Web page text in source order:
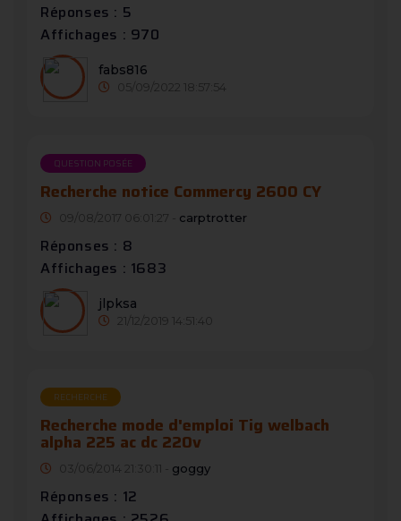
Réponses : 5
Affichages : 970
fabs816
05/09/2022 18:57:54
QUESTION POSÉE
Recherche notice Commercy 2600 CY
09/08/2017 06:01:27 - carptrotter
Réponses : 8
Affichages : 1683
jlpksa
21/12/2019 14:51:40
RECHERCHE
Recherche mode d'emploi Tig welbach
alpha 225 ac dc 220v
03/06/2014 21:30:11 - goggy
Réponses : 12